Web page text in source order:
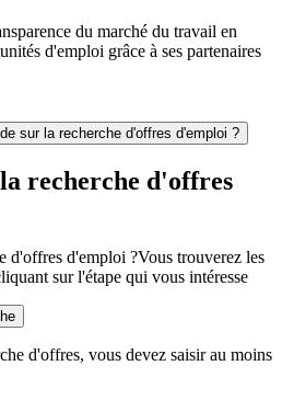
du marché du travail en
d'emploi grâce à ses partenaires
sur la recherche d'offres d'emploi ?
recherche d'offres
d'offres d'emploi ?Vous trouverez les
sur l'étape qui vous intéresse
d'offres, vous devez saisir au moins